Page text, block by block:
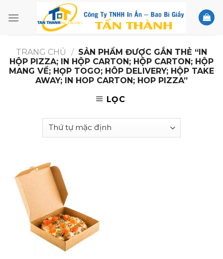
TRANG CHỦ / SẢN PHẨM ĐƯỢC GẮN THẺ “IN
HỘP PIZZA; IN HỘP CARTON; HỘP CARTON; HỘP
MANG VỀ; HỌP TOGO; HÔP DELIVERY; HỘP TAKE
AWAY; IN HOP CARTON; HOP PIZZA”
LỌC